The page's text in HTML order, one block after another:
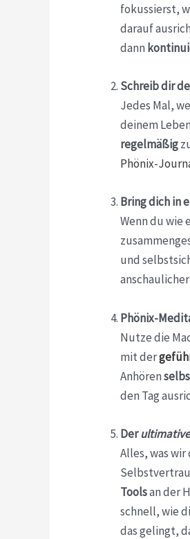
fokussierst,
darauf
dann
Schreib dir
Jedes Mal,
deinem
regelmäßig
Phönix-
Bring dich in
Wenn du wie
und
Phönix-
Nutze die
mit der
Anhören
den Tag
Derultimative
Alles, was
Toolsan der
schnell, wie
das gelingt,